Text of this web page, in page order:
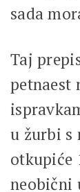
sada
Taj
petnaest
u žurbi s
otkupiće
neobični